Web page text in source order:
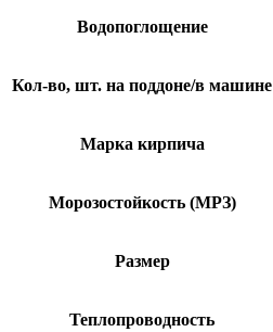
Водопоглощение
Кол-во, шт. на поддоне/в машине
Марка кирпича
Морозостойкость (МРЗ)
Размер
Теплопроводность